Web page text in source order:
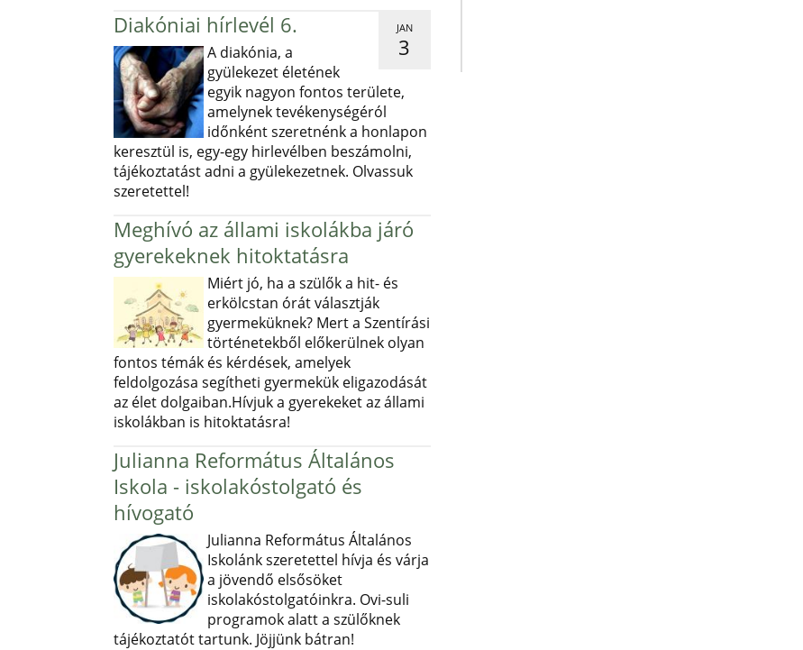
JAN
3
Diakóniai hírlevél 6.
A diakónia, a
gyülekezet életének
egyik nagyon fontos területe,
amelynek tevékenységéról
időnként szeretnénk a honlapon
keresztül is, egy-egy hirlevélben beszámolni,
tájékoztatást adni a gyülekezetnek. Olvassuk
szeretettel!
Meghívó az állami iskolákba járó
gyerekeknek hitoktatásra
Miért jó, ha a szülők a hit- és
erkölcstan órát választják
gyermeküknek? Mert a Szentírási
történetekből előkerülnek olyan
fontos témák és kérdések, amelyek
feldolgozása segítheti gyermekük eligazodását
az élet dolgaiban.Hívjuk a gyerekeket az állami
iskolákban is hitoktatásra!
Julianna Református Általános
Iskola - iskolakóstolgató és
hívogató
Julianna Református Általános
Iskolánk szeretettel hívja és várja
a jövendő elsősöket
iskolakóstolgatóinkra. Ovi-suli
programok alatt a szülőknek
tájékoztatót tartunk. Jöjjünk bátran!